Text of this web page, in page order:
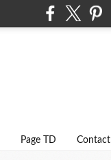
Page TD Contact